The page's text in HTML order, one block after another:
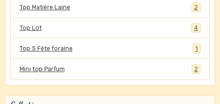
Top Matière Laine 2
Top Lot 4
Top 5 Fête foraine 1
Mini top Parfum 2